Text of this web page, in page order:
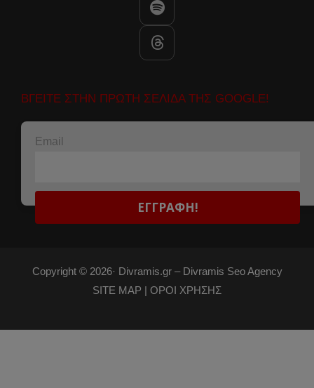
ΒΓΕΙΤΕ ΣΤΗΝ ΠΡΩΤΗ ΣΕΛΙΔΑ ΤΗΣ GOOGLE!
Email
Copyright © 2026· Divramis.gr –Divramis Seo Agency
SITE MAP | ΟΡΟΙ ΧΡΗΣΗΣ